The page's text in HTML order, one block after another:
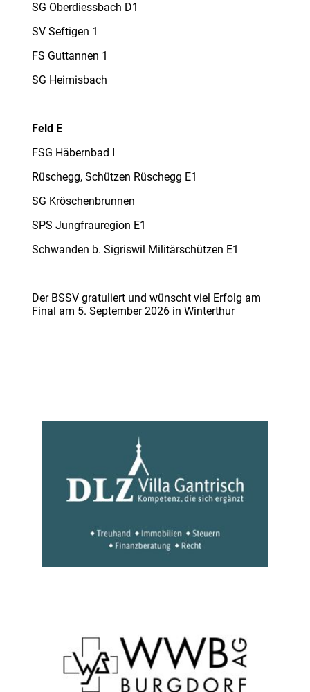
SG Oberdiessbach D1
SV Seftigen 1
FS Guttannen 1
SG Heimisbach
Feld E
FSG Häbernbad I
Rüschegg, Schützen Rüschegg E1
SG Kröschenbrunnen
SPS Jungfrauregion E1
Schwanden b. Sigriswil Militärschützen E1
Der BSSV gratuliert und wünscht viel Erfolg am
Final am 5. September 2026 in Winterthur